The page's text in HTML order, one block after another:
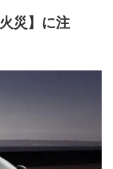
災】に注